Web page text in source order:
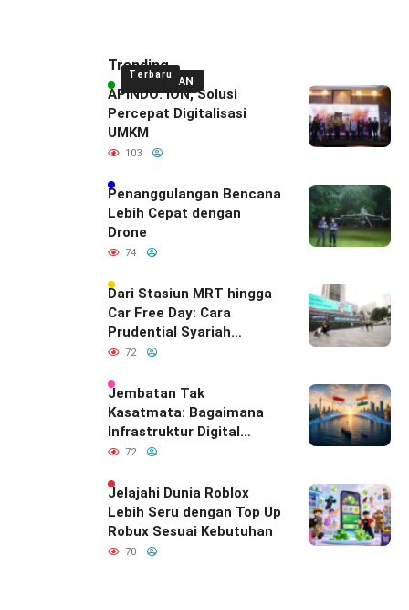
UNGGULAN
Terbaru
Trending
APINDO: ION, Solusi
Percepat Digitalisasi
UMKM
103
Penanggulangan Bencana
Lebih Cepat dengan
Drone
74
Dari Stasiun MRT hingga
Car Free Day: Cara
Prudential Syariah
Merayakan yang Nomor
Indonesia
72
Jembatan Tak
Kasatmata: Bagaimana
Infrastruktur Digital
Diam-Diam
Hubungan Indonesia–
India
72
Jelajahi Dunia Roblox
Lebih Seru dengan Top Up
Robux Sesuai Kebutuhan
70